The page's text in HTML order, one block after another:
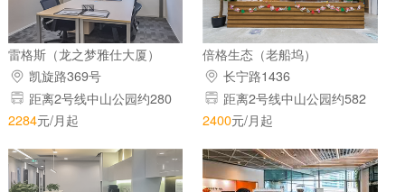
雷格斯（龙之梦雅仕大厦）
凯旋路369号
距离2号线中山公园约280
米
2284元/月起
倍格生态（老船坞）
长宁路1436
距离2号线中山公园约582
米
2400元/月起